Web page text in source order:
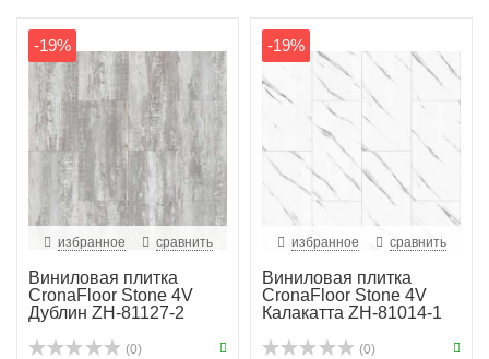
-19%
избранное сравнить
Виниловая плитка
CronaFloor Stone 4V
Дублин ZH-81127-2
(0)
-19%
избранное сравнить
Виниловая плитка
CronaFloor Stone 4V
Калакатта ZH-81014-1
(0)